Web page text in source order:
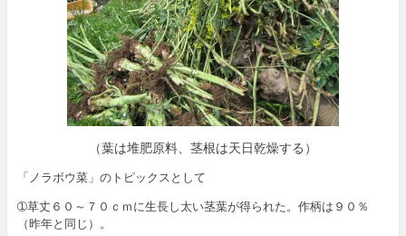
（葉は堆肥原料、茎根は天日乾燥する）
「ノラボウ菜」のトピックスとして
➀草丈６０～７０ｃｍに生長し太い茎葉が得られた。作柄は９０％
（昨年と同じ）。